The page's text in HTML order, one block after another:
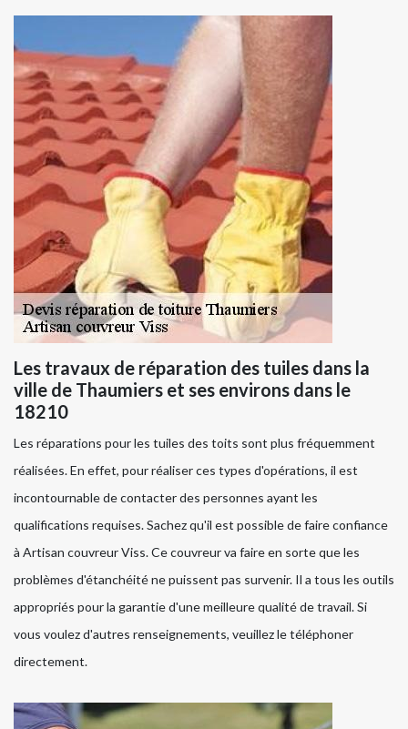
Les travaux de réparation des tuiles dans la
ville de Thaumiers et ses environs dans le
18210
Les réparations pour les tuiles des toits sont plus fréquemment
réalisées. En effet, pour réaliser ces types d'opérations, il est
incontournable de contacter des personnes ayant les
qualifications requises. Sachez qu'il est possible de faire confiance
à Artisan couvreur Viss. Ce couvreur va faire en sorte que les
problèmes d'étanchéité ne puissent pas survenir. Il a tous les outils
appropriés pour la garantie d'une meilleure qualité de travail. Si
vous voulez d'autres renseignements, veuillez le téléphoner
directement.